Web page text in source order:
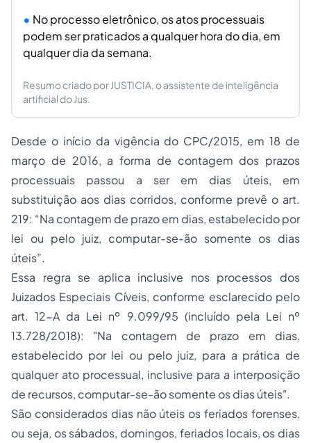
No processo eletrônico, os atos processuais
podem ser praticados a qualquer hora do dia, em
qualquer dia da semana.
Resumo criado por JUSTICIA, o assistente de inteligência
artificial do Jus.
Desde o início da vigência do CPC/2015, em 18 de
março de 2016, a forma de contagem dos prazos
processuais passou a ser em dias úteis, em
substituição aos dias corridos, conforme prevê o art.
219: “Na contagem de prazo em dias, estabelecido por
lei ou pelo juiz, computar-se-ão somente os dias
úteis”.
Essa regra se aplica inclusive nos processos dos
Juizados Especiais Cíveis, conforme esclarecido pelo
art. 12-A da Lei nº 9.099/95 (incluído pela Lei nº
13.728/2018): "Na contagem de prazo em dias,
estabelecido por lei ou pelo juiz, para a prática de
qualquer ato processual, inclusive para a interposição
de recursos, computar-se-ão somente os dias úteis".
São considerados dias não úteis os feriados forenses,
ou seja, os sábados, domingos, feriados locais, os dias